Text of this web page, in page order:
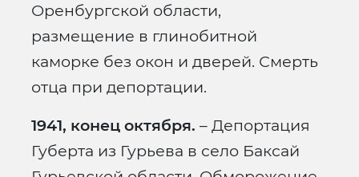
Оренбургской области,
размещение в глинобитной
каморке без окон и дверей. Смерть
отца при депортации.
1941, конец октября. – Депортация
Губерта из Гурьева в село Баксай